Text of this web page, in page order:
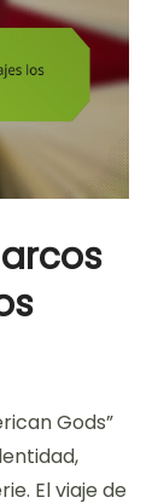
Gods”
El viaje de